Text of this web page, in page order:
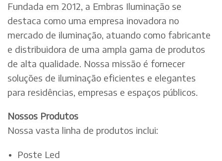
Fundada em 2012, a Embras Iluminação se
destaca como uma empresa inovadora no
mercado de iluminação, atuando como fabricante
e distribuidora de uma ampla gama de produtos
de alta qualidade. Nossa missão é fornecer
soluções de iluminação eficientes e elegantes
para residências, empresas e espaços públicos.
Nossos Produtos
Nossa vasta linha de produtos inclui:
Poste Led